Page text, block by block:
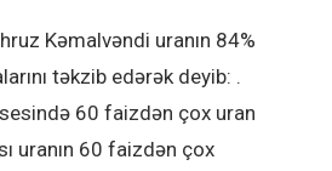
Kəmalvəndi uranın 84%
təkzib edərək deyib: .
60 faizdən çox uran
uranın 60 faizdən çox